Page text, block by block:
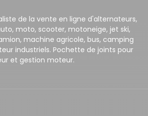
de la vente en ligne d'alternateurs,
moto, scooter, motoneige, jet ski,
machine agricole, bus, camping
industriels. Pochette de joints pour
et gestion moteur.